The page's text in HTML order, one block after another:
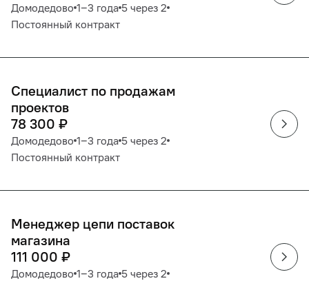
Домодедово 1‒3 года 5 через 2
Постоянный контракт
Специалист по продажам
проектов
78 300 ₽
Домодедово 1‒3 года 5 через 2
Постоянный контракт
Менеджер цепи поставок
магазина
111 000 ₽
Домодедово 1‒3 года 5 через 2